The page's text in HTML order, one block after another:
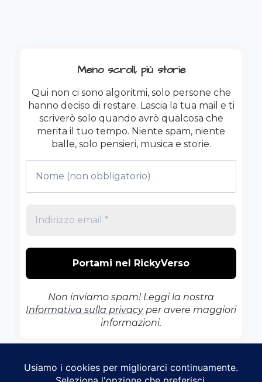
Meno scroll, più storie
Qui non ci sono algoritmi, solo persone che
hanno deciso di restare. Lascia la tua mail e ti
scriverò solo quando avrò qualcosa che
merita il tuo tempo. Niente spam, niente
balle, solo pensieri, musica e storie.
Non inviamo spam! Leggi la nostra
Informativa sulla privacyper avere maggiori
informazioni.